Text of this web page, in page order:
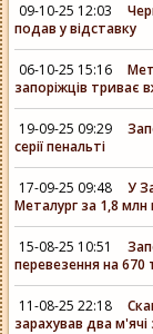
09-10-25 12:03
подав у відставку
06-10-25 15:16
запоріжців триває
19-09-25 09:29
серії пенальті
17-09-25 09:48
У
Металург за 1,8 млн
15-08-25 10:51
перевезення на 670
11-08-25 22:18
зарахував два